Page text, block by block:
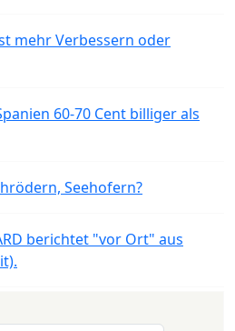
mehr Verbessern oder
60-70 Cent billiger als
Seehofern?
berichtet "vor Ort" aus